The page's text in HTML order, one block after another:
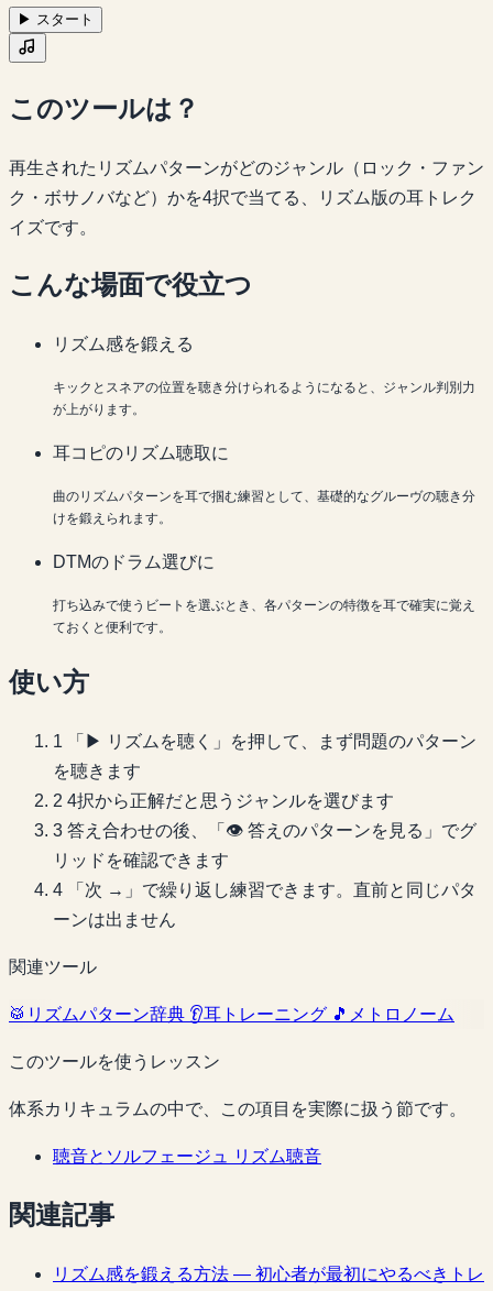
▶ スタート
このツールは？
再生されたリズムパターンがどのジャンル（ロック・ファン
ク・ボサノバなど）かを4択で当てる、リズム版の耳トレク
イズです。
こんな場面で役立つ
リズム感を鍛える
キックとスネアの位置を聴き分けられるようになると、ジャンル判別力
が上がります。
耳コピのリズム聴取に
曲のリズムパターンを耳で掴む練習として、基礎的なグルーヴの聴き分
けを鍛えられます。
DTMのドラム選びに
打ち込みで使うビートを選ぶとき、各パターンの特徴を耳で確実に覚え
ておくと便利です。
使い方
1
「▶ リズムを聴く」を押して、まず問題のパターン
を聴きます
2 4択から正解だと思うジャンルを選びます
3 答え合わせの後、「👁 答えのパターンを見る」でグ
リッドを確認できます
4
「次 →」で繰り返し練習できます。直前と同じパタ
ーンは出ません
関連ツール
🥁 リズムパターン辞典 👂耳トレーニング 🎵 メトロノーム
このツールを使うレッスン
体系カリキュラムの中で、この項目を実際に扱う節です。
聴音とソルフェージュ リズム聴音
関連記事
リズム感を鍛える方法 — 初心者が最初にやるべきトレ